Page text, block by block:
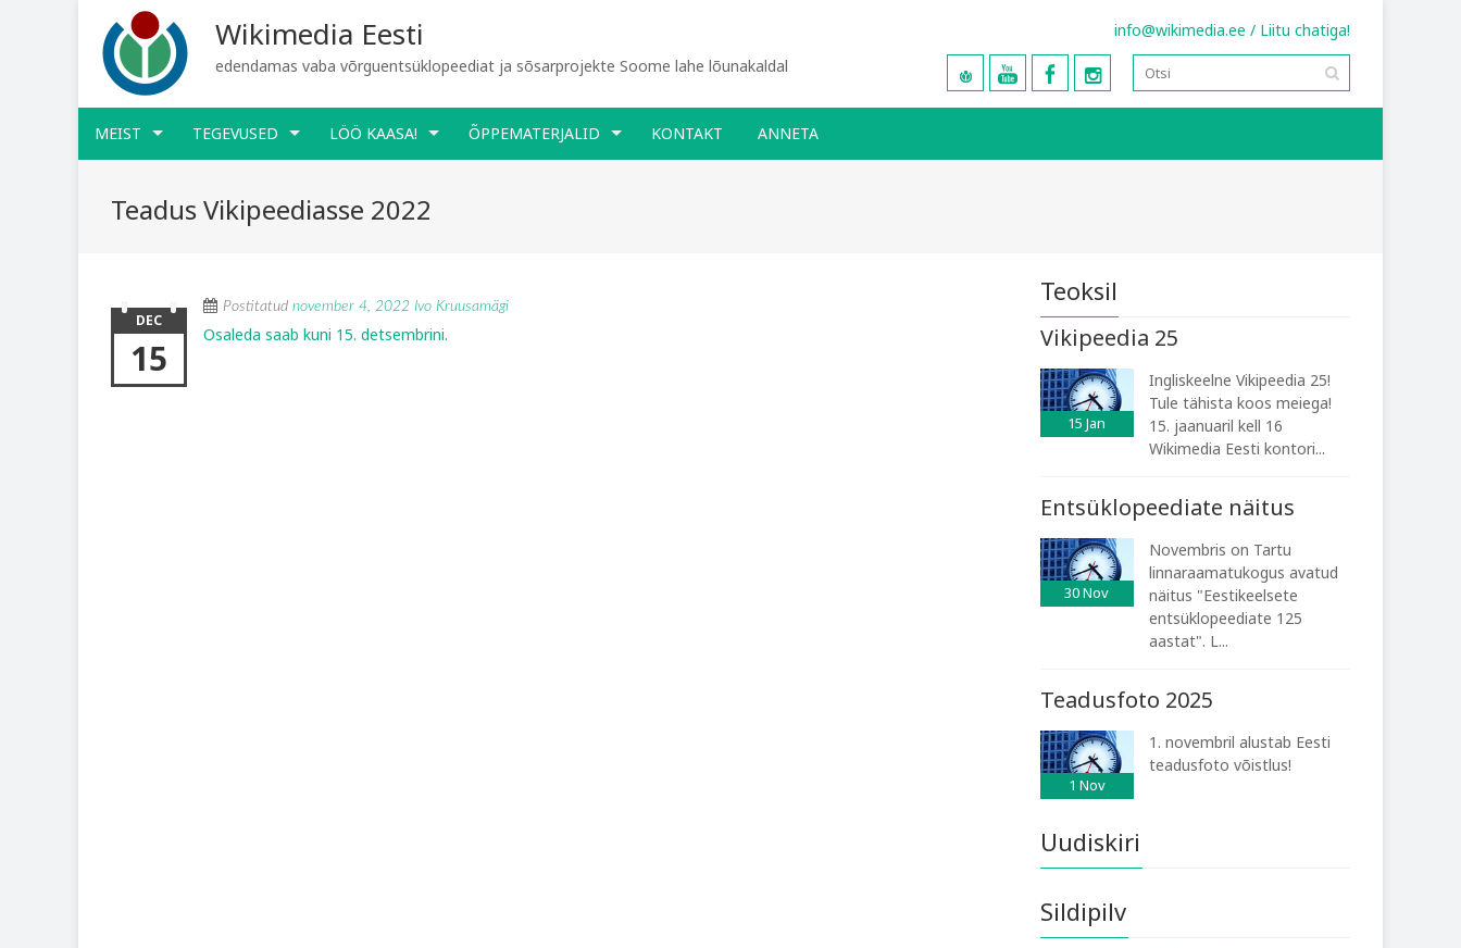
Wikimedia Eesti
edendamas vaba võrguentsüklopeediat ja sõsarprojekte Soome lahe lõunakaldal
info@wikimedia.ee / Liitu chatiga!
MEIST TEGEVUSED LÖÖ KAASA! ÕPPEMATERJALID KONTAKT ANNETA
Teadus Vikipeediasse 2022
Postitatud november 4, 2022 Ivo Kruusamägi
DEC
15
Osaleda saab kuni 15. detsembrini.
Teoksil
Vikipeedia 25
15 Jan
Ingliskeelne Vikipeedia 25!
Tule tähista koos meiega!
15. jaanuaril kell 16
Wikimedia Eesti kontori...
Entsüklopeediate näitus
30Nov
Novembris on Tartu
linnaraamatukogus avatud
näitus "Eestikeelsete
entsüklopeediate 125
aastat". L...
Teadusfoto 2025
1 Nov
1. novembril alustab Eesti
teadusfoto võistlus!
Uudiskiri
Sildipilv